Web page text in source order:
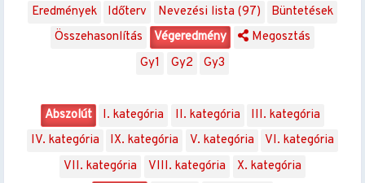
Eredmények Időterv Nevezési lista (97)
Büntetések
Összehasonlítás
Végeredmény
Megosztás
Gy1
Gy2 Gy3
Abszolút I. kategória II. kategória
III. kategória
IV. kategória
IX. kategória V. kategória
VI. kategória
VII. kategória
VIII. kategória
X. kategória